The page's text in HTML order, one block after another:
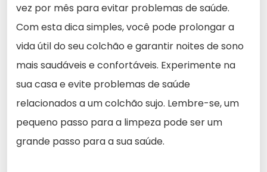
vez por mês para evitar problemas de saúde.
Com esta dica simples, você pode prolongar a
vida útil do seu colchão e garantir noites de sono
mais saudáveis e confortáveis. Experimente na
sua casa e evite problemas de saúde
relacionados a um colchão sujo. Lembre-se, um
pequeno passo para a limpeza pode ser um
grande passo para a sua saúde.